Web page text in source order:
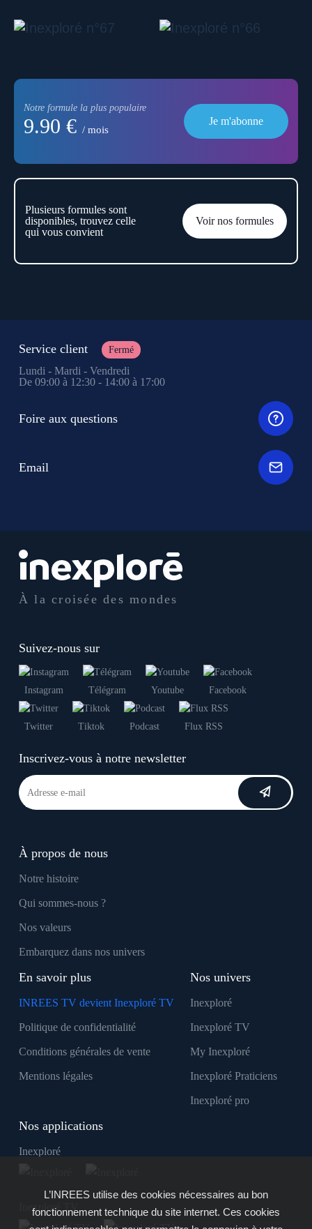
Notre formule la plus populaire
9.90 € / mois
Je m'abonne
Plusieurs formules sont
disponibles, trouvez celle
qui vous convient
Voir nos formules
À la croisée des mondes
Suivez-nous sur
Instagram Télégram Youtube Facebook
Twitter Tiktok Podcast Flux RSS
Inscrivez-vous à notre newsletter
À propos de nous
Notre histoire
Qui sommes-nous ?
Nos valeurs
Embarquez dans nos univers
En savoir plus
INREES TV devient Inexploré TV
Politique de confidentialité
Conditions générales de vente
Mentions légales
Nos univers
Inexploré
Inexploré TV
My Inexploré
Inexploré Praticiens
Inexploré pro
Nos applications
Inexploré
Inexploré TV
Service client Fermé
Lundi - Mardi - Vendredi
De 09:00 à 12:30 - 14:00 à 17:00
Foire aux questions
Email
L’INREES utilise des cookies nécessaires au bon
fonctionnement technique du site internet. Ces cookies